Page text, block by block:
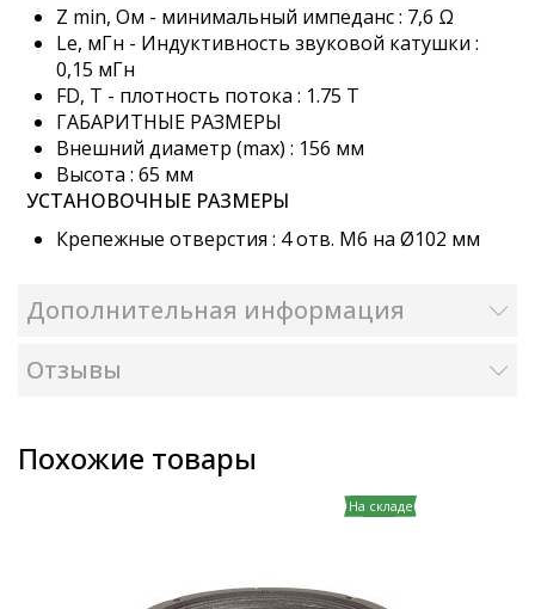
Z min, Ом - минимальный импеданс : 7,6 Ω
Le, мГн - Индуктивность звуковой катушки :
0,15 мГн
FD, T - плотность потока : 1.75 T
ГАБАРИТНЫЕ РАЗМЕРЫ
Внешний диаметр (max) : 156 мм
Высота : 65 мм
УСТАНОВОЧНЫЕ РАЗМЕРЫ
Крепежные отверстия : 4 отв. М6 на Ø102 мм
Дополнительная информация
Отзывы
Похожие товары
На складе